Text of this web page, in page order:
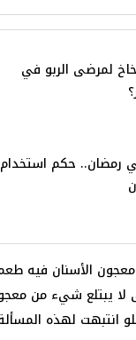
لمرضى الربو في
رمضان.. حكم استخدام
معجون الأسنان فيه
يبتلع شيء من
انتبهت لهذه